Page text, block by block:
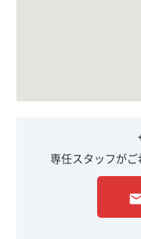
専任スタッフがご